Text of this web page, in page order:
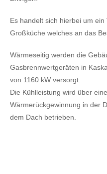
Es handelt sich hierbei um
Großküche welches an das
Wärmeseitig werden die
Gasbrennwertgeräten in
von 1160 kW versorgt.
Die Kühlleistung wird über
Wärmerückgewinnung in der
dem Dach betrieben.